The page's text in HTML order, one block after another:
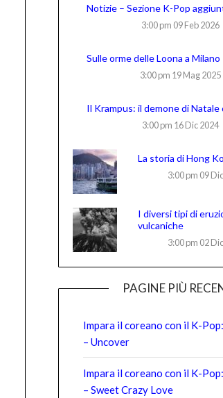
Notizie – Sezione K-Pop
3:00 pm 09 Feb 2026
Sulle orme delle Loona a Milano
3:00 pm 19 Mag 2025
Il Krampus: il demone di Natale
3:00 pm 16 Dic 2024
La storia di Hong
3:00 pm 09
I diversi tipi di
vulcaniche
3:00 pm 02
PAGINE PIÙ
Impara il coreano con il K-
– Uncover
Impara il coreano con il K-
– Sweet Crazy Love